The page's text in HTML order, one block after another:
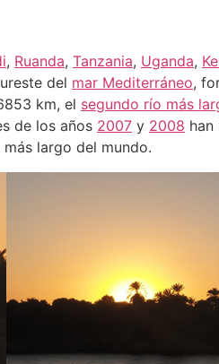
, Ruanda, Tanzania, Uganda,
del mar Mediterráneo,
km, el segundo río más
de los años 2007 y 2008 han
largo del mundo.